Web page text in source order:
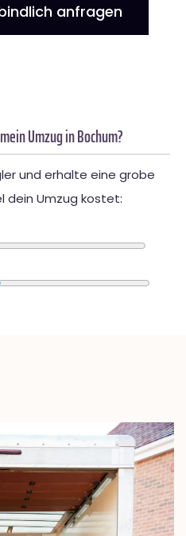
anfragen
Umzug in Bochum?
und erhalte eine grobe
dein Umzug kostet: